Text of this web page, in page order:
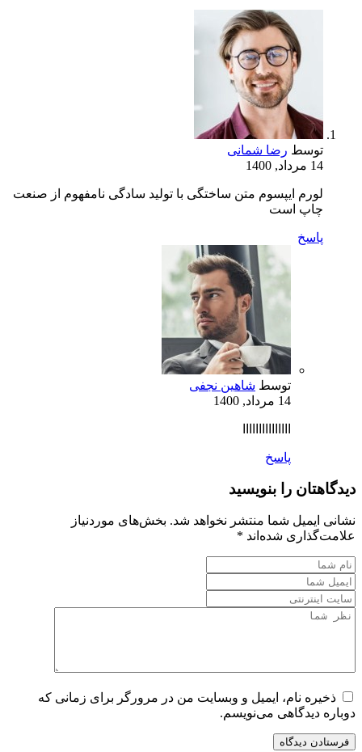
توسطرضا شمانی
14 مرداد, 1400
لورم ایپسوم متن ساختگی با تولید سادگی نامفهوم از صنعت
چاپ است
پاسخ
توسطشاهین نجفی
14 مرداد, 1400
پاسخ
دیدگاهتان را بنویسید
نشانی ایمیل شما منتشر نخواهد شد. بخش‌های موردنیاز
علامت‌گذاری شده‌اند*
ذخیره نام، ایمیل و وبسایت من در مرورگر برای زمانی که
دوباره دیدگاهی می‌نویسم.